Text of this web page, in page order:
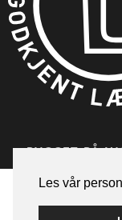
Les vår
BYGGET PÅ